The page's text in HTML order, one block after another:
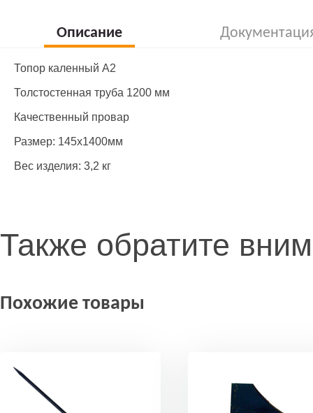
Описание
Топор каленный A2
Толстостенная труба 1200 мм
Качественный провар
Размер: 145х1400мм
Вес изделия: 3,2 кг
Также обратите
Похожие товары